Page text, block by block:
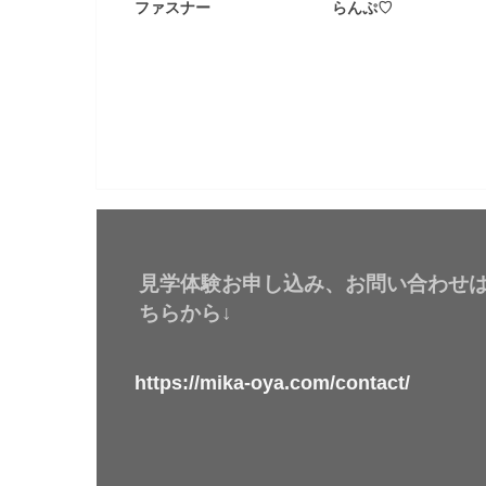
ファスナー らんぷ♡
見学体験お申し込み、お問い合わせ
ちらから↓
https://mika-oya.com/contact/